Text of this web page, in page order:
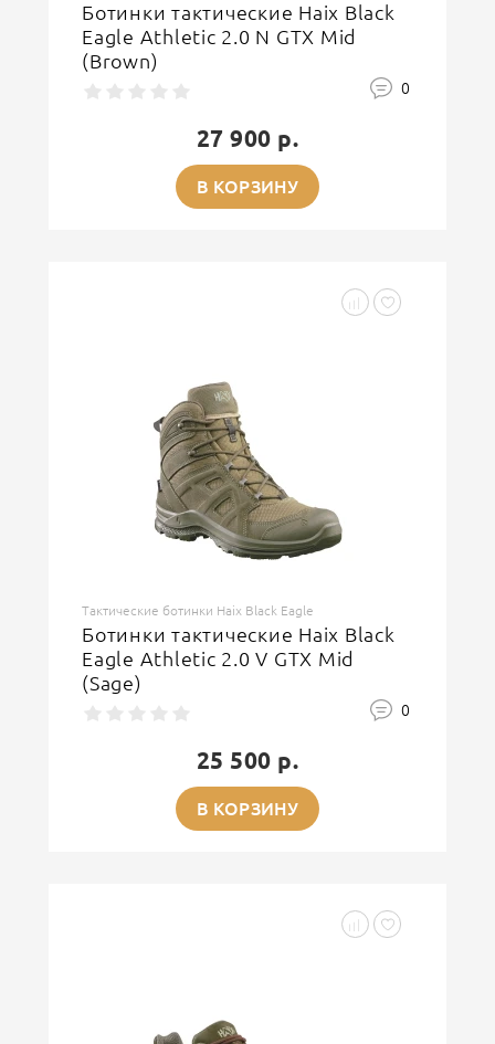
Ботинки тактические Haix Black
Eagle Athletic 2.0 N GTX Mid
(Brown)
0
27 900 р.
В КОРЗИНУ
Тактические ботинки Haix Black Eagle
Ботинки тактические Haix Black
Eagle Athletic 2.0 V GTX Mid
(Sage)
0
25 500 р.
В КОРЗИНУ